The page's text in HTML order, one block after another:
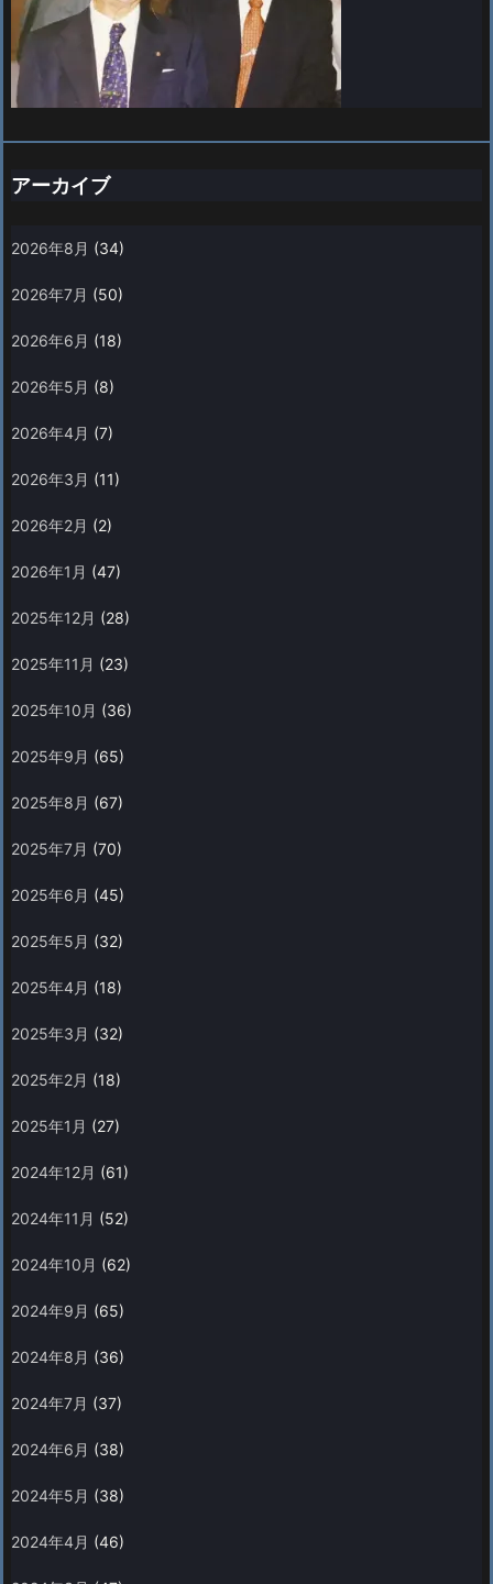
アーカイブ
2026年8月 (34)
2026年7月 (50)
2026年6月 (18)
2026年5月 (8)
2026年4月 (7)
2026年3月 (11)
2026年2月 (2)
2026年1月 (47)
2025年12月 (28)
2025年11月 (23)
2025年10月 (36)
2025年9月 (65)
2025年8月 (67)
2025年7月 (70)
2025年6月 (45)
2025年5月 (32)
2025年4月 (18)
2025年3月 (32)
2025年2月 (18)
2025年1月 (27)
2024年12月 (61)
2024年11月 (52)
2024年10月 (62)
2024年9月 (65)
2024年8月 (36)
2024年7月 (37)
2024年6月 (38)
2024年5月 (38)
2024年4月 (46)